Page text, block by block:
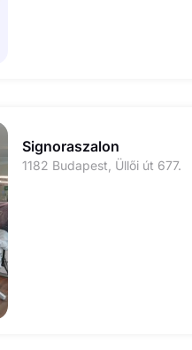
Signoraszalon
1182 Budapest, Üllői út 677.